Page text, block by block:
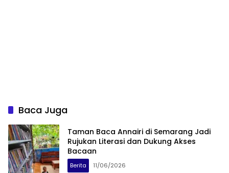
Baca Juga
Taman Baca Annairi di Semarang Jadi
Rujukan Literasi dan Dukung Akses
Bacaan
Berita 11/06/2026